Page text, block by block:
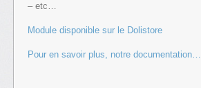
– etc…
Module disponible sur le Dolistore
Pour en savoir plus, notre documentation…